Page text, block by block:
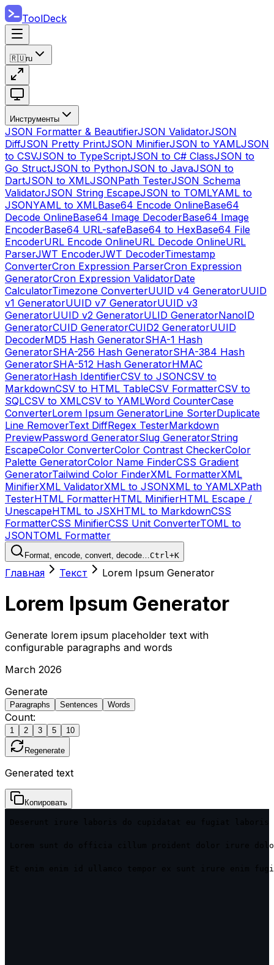
ToolDeck
🇷🇺ru
Инструменты
JSON Formatter & BeautifierJSON ValidatorJSON
DiffJSON Pretty PrintJSON MinifierJSON to YAMLJSON
to CSVJSON to TypeScriptJSON to C# ClassJSON to
Go StructJSON to PythonJSON to JavaJSON to
DartJSON to XMLJSONPath TesterJSON Schema
ValidatorJSON String EscapeJSON to TOMLYAML to
JSONYAML to XMLBase64 Encode OnlineBase64
Decode OnlineBase64 Image DecoderBase64 Image
EncoderBase64 URL-safeBase64 to HexBase64 File
EncoderURL Encode OnlineURL Decode OnlineURL
ParserJWT EncoderJWT DecoderTimestamp
ConverterCron Expression ParserCron Expression
GeneratorCron Expression ValidatorDate
CalculatorTimezone ConverterUUID v4 GeneratorUUID
v1 GeneratorUUID v7 GeneratorUUID v3
GeneratorUUID v2 GeneratorULID GeneratorNanoID
GeneratorCUID GeneratorCUID2 GeneratorUUID
DecoderMD5 Hash GeneratorSHA-1 Hash
GeneratorSHA-256 Hash GeneratorSHA-384 Hash
GeneratorSHA-512 Hash GeneratorHMAC
GeneratorHash IdentifierCSV to JSONCSV to
MarkdownCSV to HTML TableCSV FormatterCSV to
SQLCSV to XMLCSV to YAMLWord CounterCase
ConverterLorem Ipsum GeneratorLine SorterDuplicate
Line RemoverText DiffRegex TesterMarkdown
PreviewPassword GeneratorSlug GeneratorString
EscapeColor ConverterColor Contrast CheckerColor
Palette GeneratorColor Name FinderCSS Gradient
GeneratorTailwind Color FinderXML FormatterXML
MinifierXML ValidatorXML to JSONXML to YAMLXPath
TesterHTML FormatterHTML MinifierHTML Escape /
UnescapeHTML to JSXHTML to MarkdownCSS
FormatterCSS MinifierCSS Unit ConverterTOML to
JSONTOML Formatter
Format, encode, convert, decode…Ctrl+K
Главная Текст Lorem Ipsum Generator
Lorem Ipsum Generator
Generate lorem ipsum placeholder text with
configurable paragraphs and words
March 2026
Generate
Paragraphs Sentences Words
Count:
1 2 3 5 10
Regenerate
Generated text
Копировать
Lorem sunt do officia cillum proident dolor irure
Et enim enim id ullamco tempor ex sunt irure